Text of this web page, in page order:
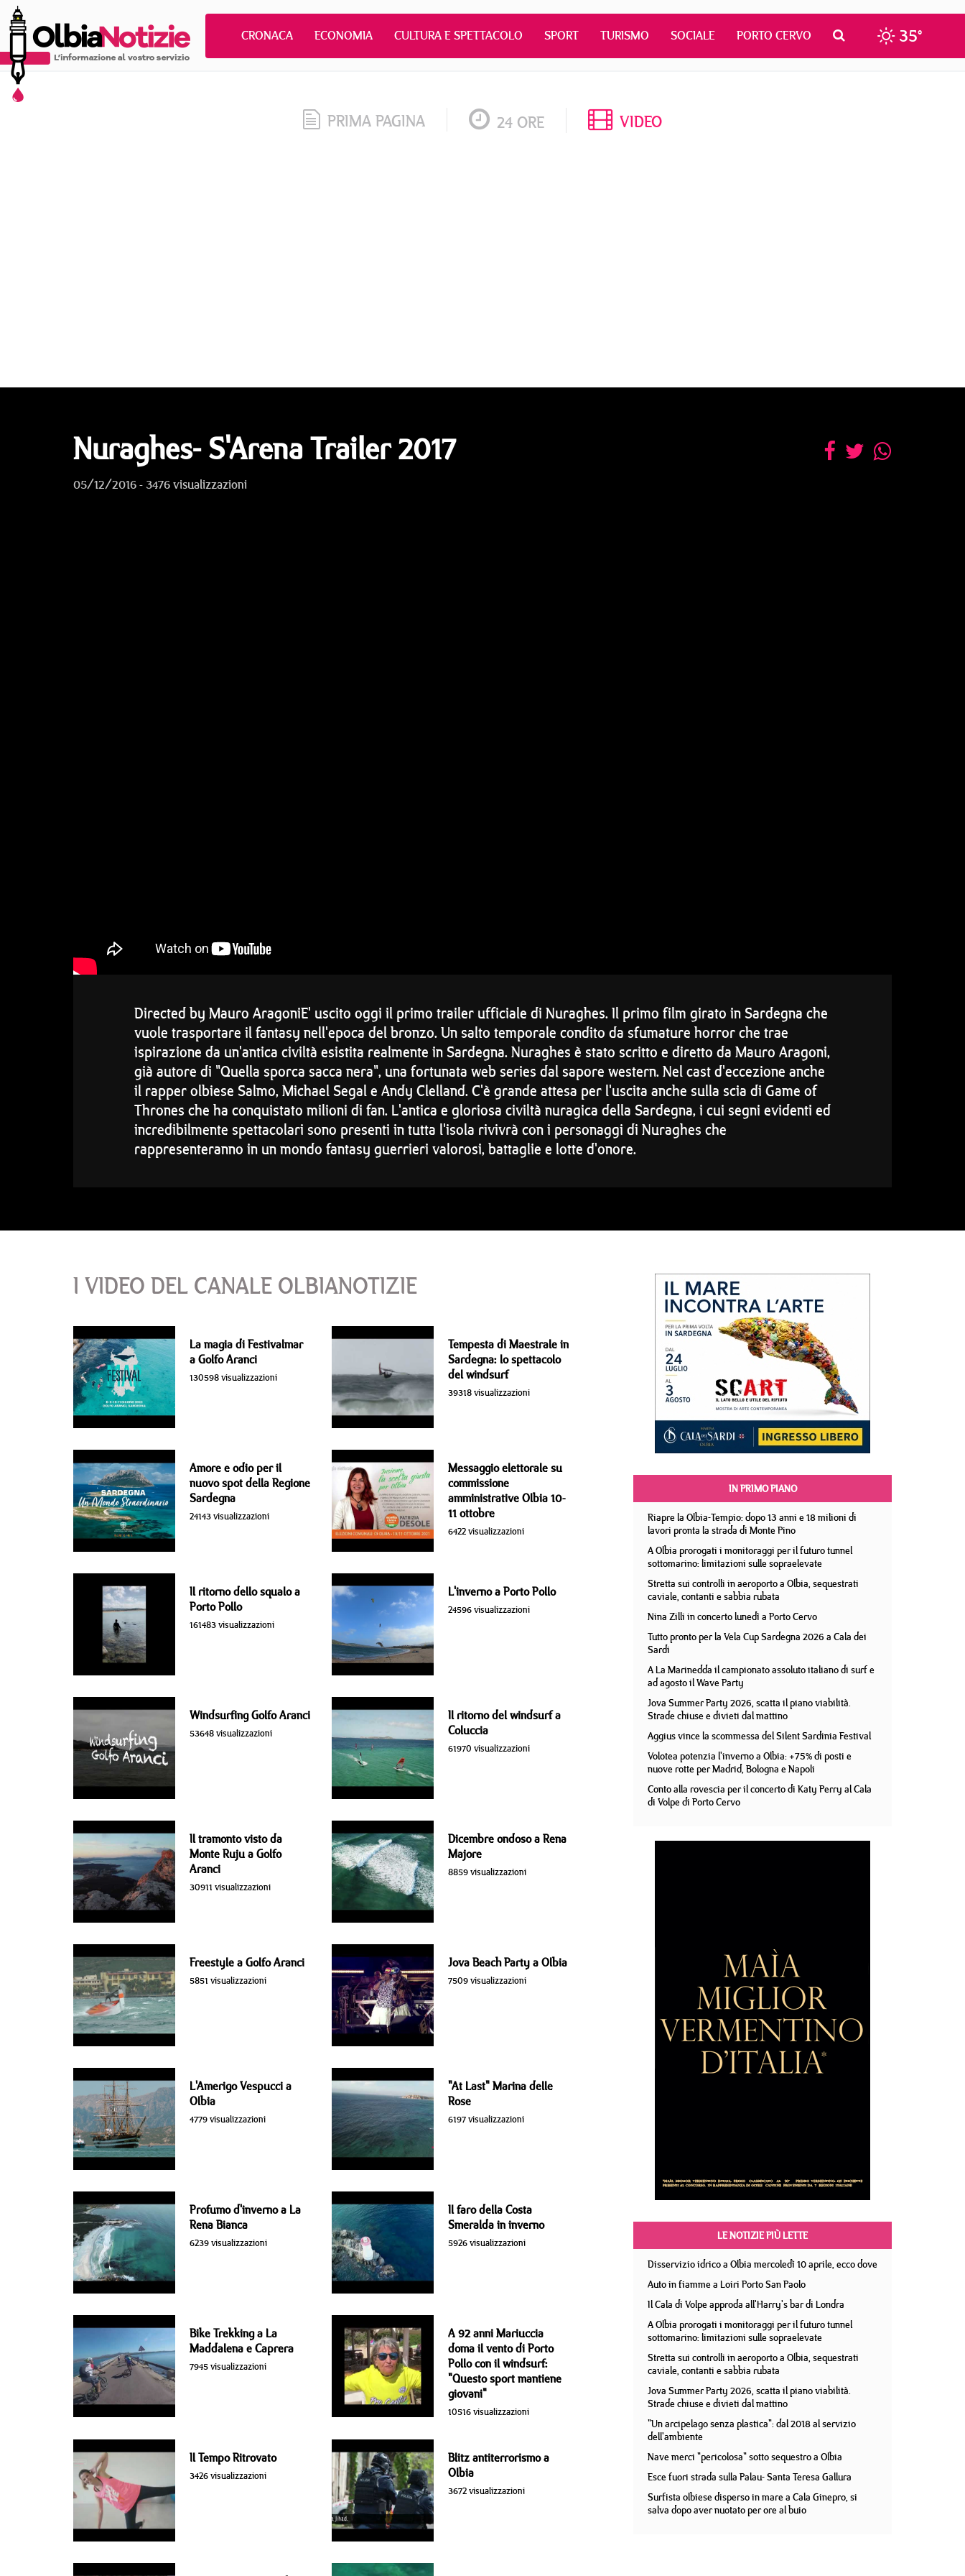
CRONACA ECONOMIA CULTURA E SPETTACOLO SPORT TURISMO SOCIALE PORTO CERVO 35°
PRIMA PAGINA 24 ORE VIDEO
Nuraghes- S'Arena Trailer 2017
05/12/2016 - 3476 visualizzazioni
Directed by Mauro AragoniE' uscito oggi il primo trailer ufficiale di Nuraghes. Il primo film girato in Sardegna che
vuole trasportare il fantasy nell'epoca del bronzo. Un salto temporale condito da sfumature horror che trae
ispirazione da un'antica civiltà esistita realmente in Sardegna. Nuraghes è stato scritto e diretto da Mauro Aragoni,
già autore di "Quella sporca sacca nera", una fortunata web series dal sapore western. Nel cast d'eccezione anche
il rapper olbiese Salmo, Michael Segal e Andy Clelland. C'è grande attesa per l'uscita anche sulla scia di Game of
Thrones che ha conquistato milioni di fan. L'antica e gloriosa civiltà nuragica della Sardegna, i cui segni evidenti ed
incredibilmente spettacolari sono presenti in tutta l'isola rivivrà con i personaggi di Nuraghes che
rappresenteranno in un mondo fantasy guerrieri valorosi, battaglie e lotte d'onore.
I VIDEO DEL CANALE OLBIANOTIZIE
La magia di Festivalmar
a Golfo Aranci
130598 visualizzazioni
Tempesta di Maestrale in
Sardegna: lo spettacolo
del windsurf
39318 visualizzazioni
Amore e odio per il
nuovo spot della Regione
Sardegna
24143 visualizzazioni
Messaggio elettorale su
commissione
amministrative Olbia 10-
11 ottobre
6422 visualizzazioni
Il ritorno dello squalo a
Porto Pollo
161483 visualizzazioni
L'inverno a Porto Pollo
24596 visualizzazioni
Windsurfing Golfo Aranci
53648 visualizzazioni
Il ritorno del windsurf a
Coluccia
61970 visualizzazioni
Il tramonto visto da
Monte Ruju a Golfo
Aranci
30911 visualizzazioni
Dicembre ondoso a Rena
Majore
8859 visualizzazioni
Freestyle a Golfo Aranci
5851 visualizzazioni
Jova Beach Party a Olbia
7509 visualizzazioni
L'Amerigo Vespucci a
Olbia
4779 visualizzazioni
"At Last" Marina delle
Rose
6197 visualizzazioni
Profumo d'inverno a La
Rena Bianca
6239 visualizzazioni
Il faro della Costa
Smeralda in inverno
5926 visualizzazioni
Bike Trekking a La
Maddalena e Caprera
7945 visualizzazioni
A 92 anni Mariuccia
doma il vento di Porto
Pollo con il windsurf:
"Questo sport mantiene
giovani"
10516 visualizzazioni
Il Tempo Ritrovato
3426 visualizzazioni
Blitz antiterrorismo a
Olbia
3672 visualizzazioni
IN PRIMO PIANO
Riapre la Olbia-Tempio: dopo 13 anni e 18 milioni di
lavori pronta la strada di Monte Pino
A Olbia prorogati i monitoraggi per il futuro tunnel
sottomarino: limitazioni sulle sopraelevate
Stretta sui controlli in aeroporto a Olbia, sequestrati
caviale, contanti e sabbia rubata
Nina Zilli in concerto lunedì a Porto Cervo
Tutto pronto per la Vela Cup Sardegna 2026 a Cala dei
Sardi
A La Marinedda il campionato assoluto italiano di surf e
ad agosto il Wave Party
Jova Summer Party 2026, scatta il piano viabilità.
Strade chiuse e divieti dal mattino
Aggius vince la scommessa del Silent Sardinia Festival
Volotea potenzia l'inverno a Olbia: +75% di posti e
nuove rotte per Madrid, Bologna e Napoli
Conto alla rovescia per il concerto di Katy Perry al Cala
di Volpe di Porto Cervo
LE NOTIZIE PIÙ LETTE
Disservizio idrico a Olbia mercoledì 10 aprile, ecco dove
Auto in fiamme a Loiri Porto San Paolo
Il Cala di Volpe approda all'Harry's bar di Londra
A Olbia prorogati i monitoraggi per il futuro tunnel
sottomarino: limitazioni sulle sopraelevate
Stretta sui controlli in aeroporto a Olbia, sequestrati
caviale, contanti e sabbia rubata
Jova Summer Party 2026, scatta il piano viabilità.
Strade chiuse e divieti dal mattino
"Un arcipelago senza plastica": dal 2018 al servizio
dell'ambiente
Nave merci "pericolosa" sotto sequestro a Olbia
Esce fuori strada sulla Palau- Santa Teresa Gallura
Surfista olbiese disperso in mare a Cala Ginepro, si
salva dopo aver nuotato per ore al buio